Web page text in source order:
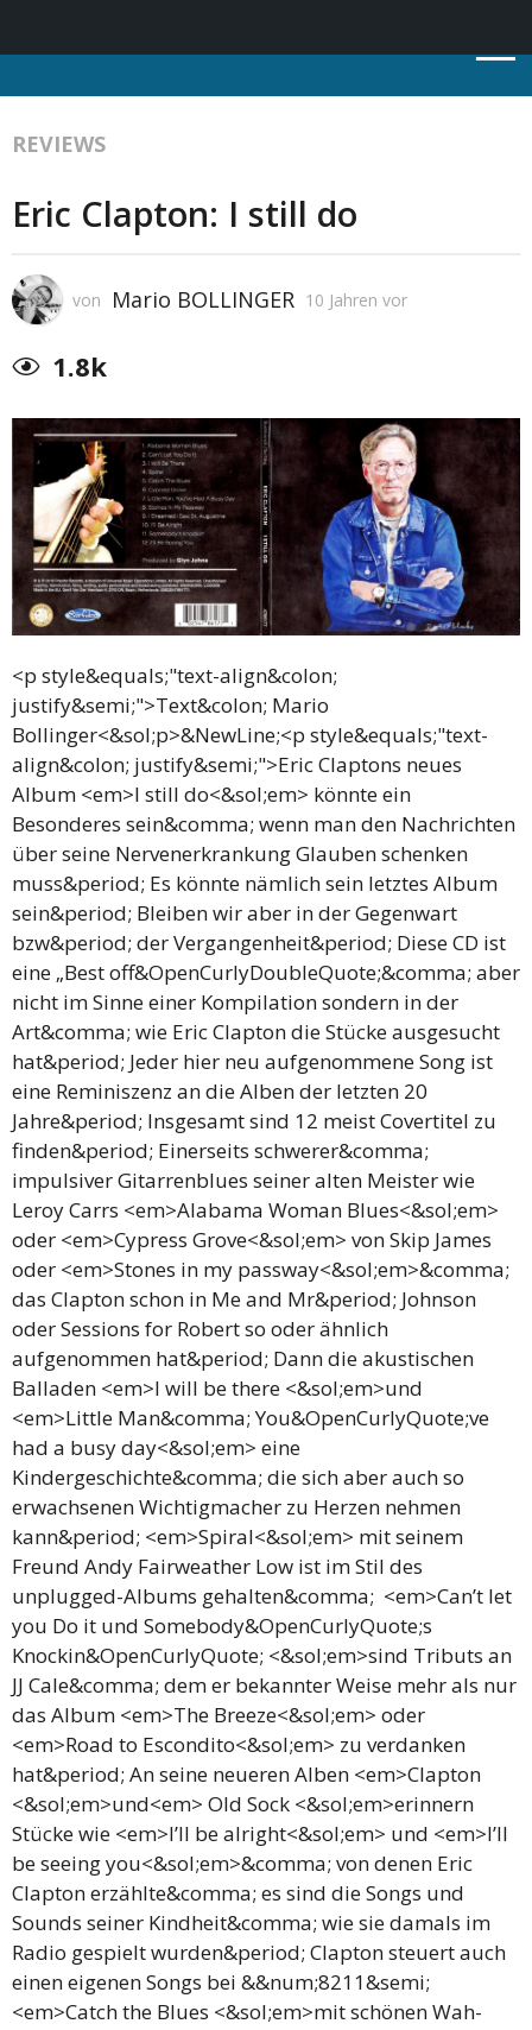
REVIEWS
Eric Clapton: I still do
von Mario BOLLINGER 10 Jahren vor
1.8k
<p style&equals;"text-align&colon;
justify&semi;">Text&colon; Mario
Bollinger<&sol;p>&NewLine;<p style&equals;"text-
align&colon; justify&semi;">Eric Claptons neues
Album <em>I still do<&sol;em> könnte ein
Besonderes sein&comma; wenn man den Nachrichten
über seine Nervenerkrankung Glauben schenken
muss&period; Es könnte nämlich sein letztes Album
sein&period; Bleiben wir aber in der Gegenwart
bzw&period; der Vergangenheit&period; Diese CD ist
eine „Best off&OpenCurlyDoubleQuote;&comma; aber
nicht im Sinne einer Kompilation sondern in der
Art&comma; wie Eric Clapton die Stücke ausgesucht
hat&period; Jeder hier neu aufgenommene Song ist
eine Reminiszenz an die Alben der letzten 20
Jahre&period; Insgesamt sind 12 meist Covertitel zu
finden&period; Einerseits schwerer&comma;
impulsiver Gitarrenblues seiner alten Meister wie
Leroy Carrs <em>Alabama Woman Blues<&sol;em>
oder <em>Cypress Grove<&sol;em> von Skip James
oder <em>Stones in my passway<&sol;em>&comma;
das Clapton schon in Me and Mr&period; Johnson
oder Sessions for Robert so oder ähnlich
aufgenommen hat&period; Dann die akustischen
Balladen <em>I will be there <&sol;em>und
<em>Little Man&comma; You&OpenCurlyQuote;ve
had a busy day<&sol;em> eine
Kindergeschichte&comma; die sich aber auch so
erwachsenen Wichtigmacher zu Herzen nehmen
kann&period; <em>Spiral<&sol;em> mit seinem
Freund Andy Fairweather Low ist im Stil des
unplugged-Albums gehalten&comma; <em>Can’t let
you Do it und Somebody&OpenCurlyQuote;s
Knockin&OpenCurlyQuote; <&sol;em>sind Tributs an
JJ Cale&comma; dem er bekannter Weise mehr als nur
das Album <em>The Breeze<&sol;em> oder
<em>Road to Escondito<&sol;em> zu verdanken
hat&period; An seine neueren Alben <em>Clapton
<&sol;em>und<em> Old Sock <&sol;em>erinnern
Stücke wie <em>I’ll be alright<&sol;em> und <em>I’ll
be seeing you<&sol;em>&comma; von denen Eric
Clapton erzählte&comma; es sind die Songs und
Sounds seiner Kindheit&comma; wie sie damals im
Radio gespielt wurden&period; Clapton steuert auch
einen eigenen Songs bei &&num;8211&semi;
<em>Catch the Blues <&sol;em>mit schönen Wah-